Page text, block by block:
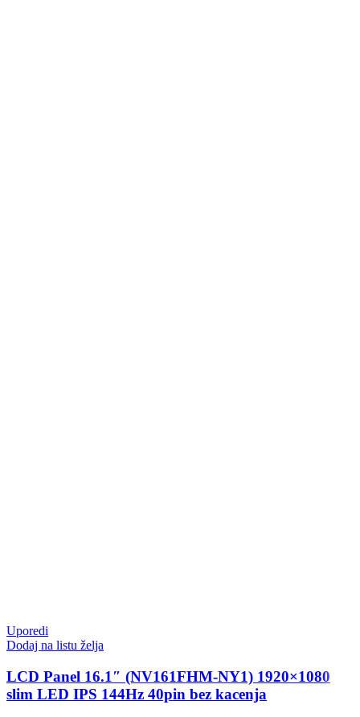
Uporedi
Dodaj na listu želja
LCD Panel 16.1″ (NV161FHM-NY1) 1920×1080
slim LED IPS 144Hz 40pin bez kacenja